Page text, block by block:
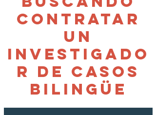
contratar
un
investigado
r de casos
bilingüe